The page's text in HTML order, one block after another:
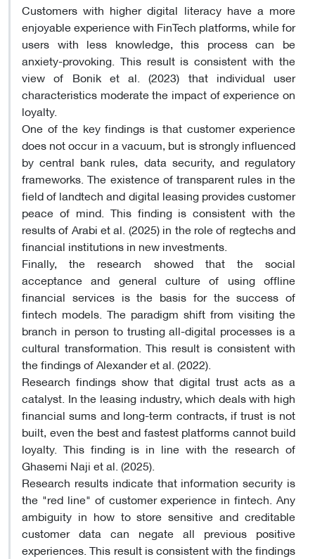
Customers with higher digital literacy have a more
enjoyable experience with FinTech platforms, while for
users with less knowledge, this process can be
anxiety-provoking. This result is consistent with the
view of Bonik et al. (2023) that individual user
characteristics moderate the impact of experience on
loyalty.
One of the key findings is that customer experience
does not occur in a vacuum, but is strongly influenced
by central bank rules, data security, and regulatory
frameworks. The existence of transparent rules in the
field of landtech and digital leasing provides customer
peace of mind. This finding is consistent with the
results of Arabi et al. (2025) in the role of regtechs and
financial institutions in new investments.
Finally, the research showed that the social
acceptance and general culture of using offline
financial services is the basis for the success of
fintech models. The paradigm shift from visiting the
branch in person to trusting all-digital processes is a
cultural transformation. This result is consistent with
the findings of Alexander et al. (2022).
Research findings show that digital trust acts as a
catalyst. In the leasing industry, which deals with high
financial sums and long-term contracts, if trust is not
built, even the best and fastest platforms cannot build
loyalty. This finding is in line with the research of
Ghasemi Naji et al. (2025).
Research results indicate that information security is
the "red line" of customer experience in fintech. Any
ambiguity in how to store sensitive and creditable
customer data can negate all previous positive
experiences. This result is consistent with the findings